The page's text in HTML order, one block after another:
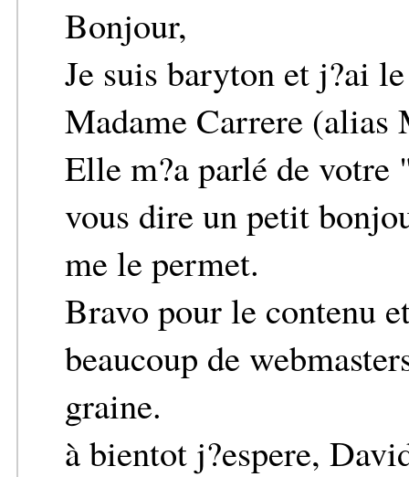
Bonjour,
Je suis baryton et j?ai
Madame Carrere
Elle m?a parlé de
vous dire un petit
me le permet.
Bravo pour le contenu
beaucoup de
graine.
à bientot j?espere,